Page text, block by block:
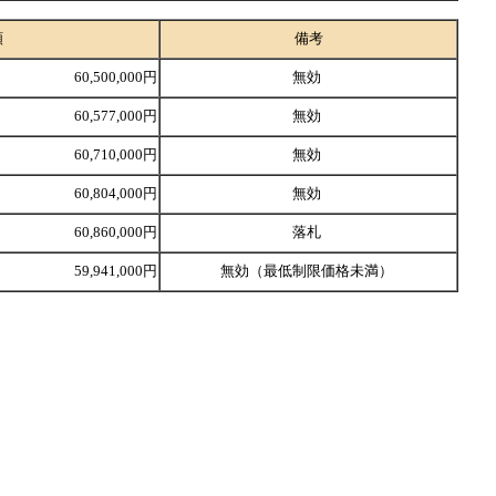
備考
60,500,000円 無効
60,577,000円 無効
60,710,000円 無効
60,804,000円 無効
60,860,000円 落札
59,941,000円 無効（最低制限価格未満）